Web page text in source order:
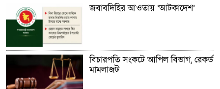
জবাবদিহির আওতায় ‘আটকাদেশ’
বিচারপতি সংকটে আপিল বিভাগ, রেকর্ড
মামলাজট